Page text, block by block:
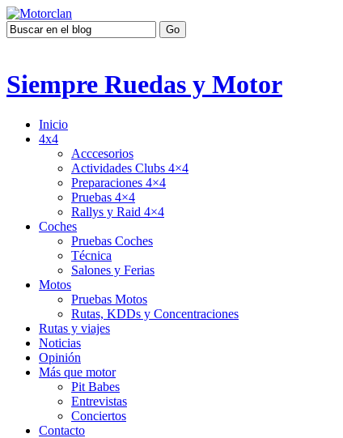
Siempre Ruedas y Motor
Inicio
4x4
Acccesorios
Actividades Clubs 4×4
Preparaciones 4×4
Pruebas 4×4
Rallys y Raid 4×4
Coches
Pruebas Coches
Técnica
Salones y Ferias
Motos
Pruebas Motos
Rutas, KDDs y Concentraciones
Rutas y viajes
Noticias
Opinión
Más que motor
Pit Babes
Entrevistas
Conciertos
Contacto